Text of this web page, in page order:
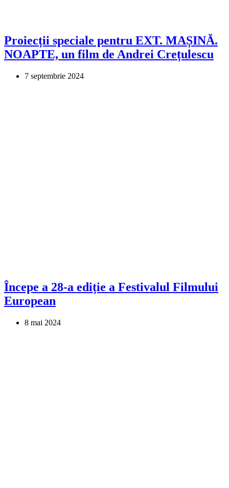
Proiecții speciale pentru EXT. MAȘINĂ.
NOAPTE, un film de Andrei Crețulescu
7 septembrie 2024
Începe a 28-a ediție a Festivalul Filmului
European
8 mai 2024